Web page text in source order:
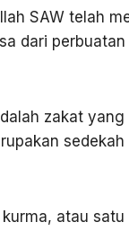
SAW telah
dari
zakat
sedekah
atau